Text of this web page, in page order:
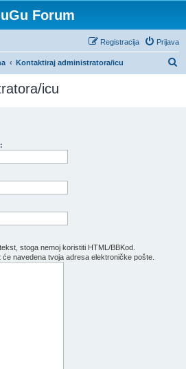
Forum
Prijava
Registracija
Kontaktiraj administratora/icu
icu
stoga nemoj koristiti HTML/BBKod.
navedena tvoja adresa elektroničke pošte.